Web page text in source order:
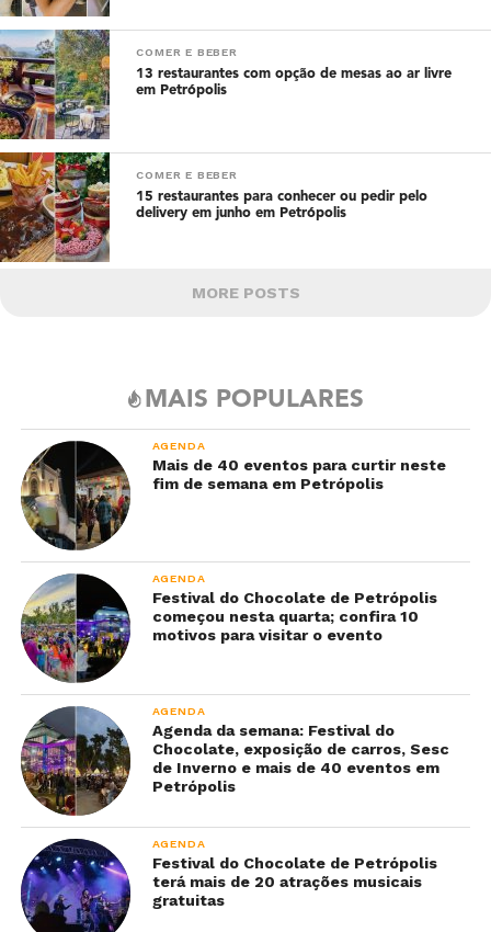
COMER E BEBER
13 restaurantes com opção de mesas ao ar livre
em Petrópolis
COMER E BEBER
15 restaurantes para conhecer ou pedir pelo
delivery em junho em Petrópolis
MORE POSTS
MAIS POPULARES
AGENDA
Mais de 40 eventos para curtir neste
fim de semana em Petrópolis
AGENDA
Festival do Chocolate de Petrópolis
começou nesta quarta; confira 10
motivos para visitar o evento
AGENDA
Agenda da semana: Festival do
Chocolate, exposição de carros, Sesc
de Inverno e mais de 40 eventos em
Petrópolis
AGENDA
Festival do Chocolate de Petrópolis
terá mais de 20 atrações musicais
gratuitas